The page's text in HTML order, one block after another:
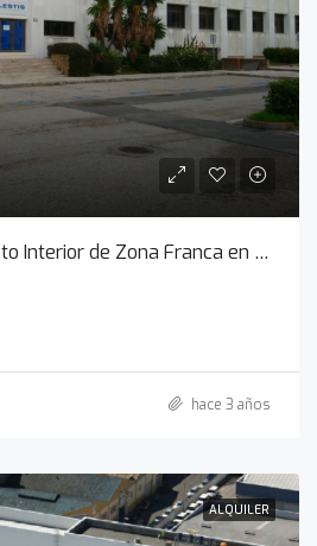
Edificio EDF en Recinto Interior de Zona Franca en Cádiz
hace 3 años
ALQUILER